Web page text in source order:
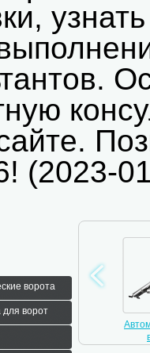
(2023-
ворота
для ворот
Автоматика для